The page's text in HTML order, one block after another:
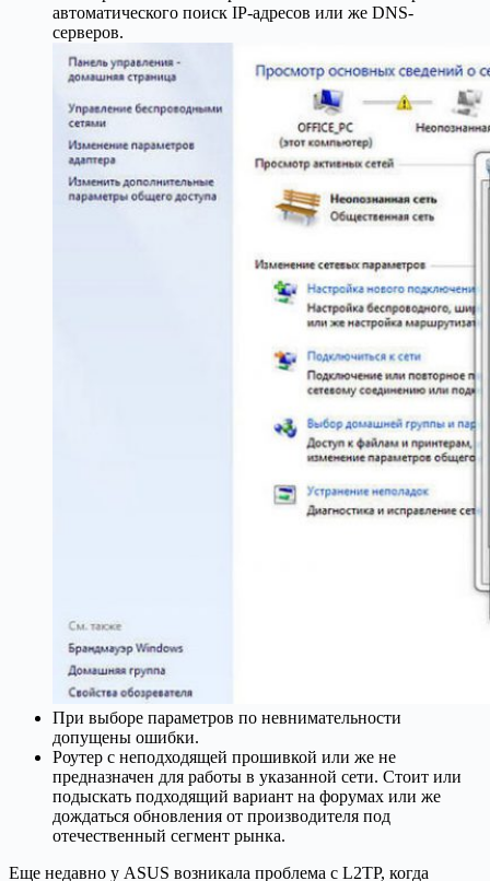
автоматического поиск IP-адресов или же DNS-
серверов.
При выборе параметров по невнимательности
допущены ошибки.
Роутер с неподходящей прошивкой или же не
предназначен для работы в указанной сети. Стоит или
подыскать подходящий вариант на форумах или же
дождаться обновления от производителя под
отечественный сегмент рынка.
Еще недавно у ASUS возникала проблема с L2TP, когда